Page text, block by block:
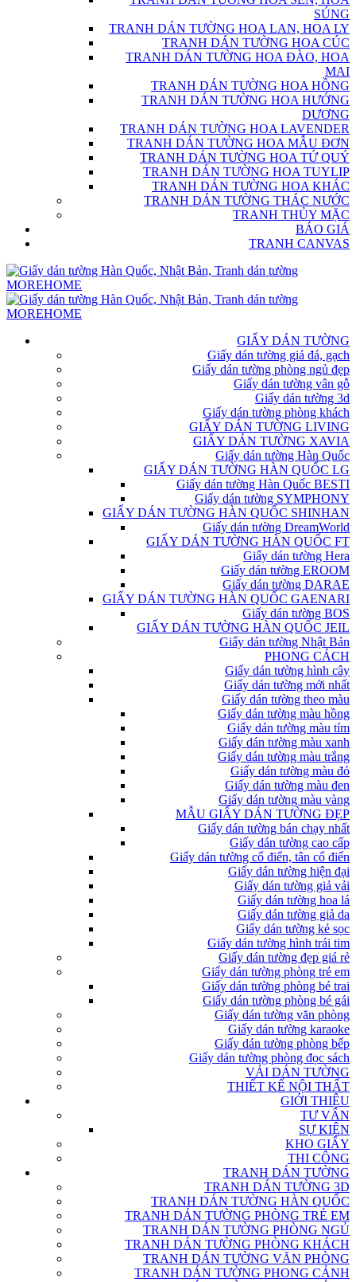
SÚNG
TRANH DÁN TƯỜNG HOA LAN, HOA LY
TRANH DÁN TƯỜNG HOA CÚC
TRANH DÁN TƯỜNG HOA ĐÀO, HOA
MAI
TRANH DÁN TƯỜNG HOA HỒNG
TRANH DÁN TƯỜNG HOA HƯỚNG
DƯƠNG
TRANH DÁN TƯỜNG HOA LAVENDER
TRANH DÁN TƯỜNG HOA MẪU ĐƠN
TRANH DÁN TƯỜNG HOA TỨ QUÝ
TRANH DÁN TƯỜNG HOA TUYLIP
TRANH DÁN TƯỜNG HOA KHÁC
TRANH DÁN TƯỜNG THÁC NƯỚC
TRANH THỦY MẶC
BÁO GIÁ
TRANH CANVAS
GIẤY DÁN TƯỜNG
Giấy dán tường giả đá, gạch
Giấy dán tường phòng ngủ đẹp
Giấy dán tường vân gỗ
Giấy dán tường 3d
Giấy dán tường phòng khách
GIẤY DÁN TƯỜNG LIVING
GIẤY DÁN TƯỜNG XAVIA
Giấy dán tường Hàn Quốc
GIẤY DÁN TƯỜNG HÀN QUỐC LG
Giấy dán tường Hàn Quốc BESTI
Giấy dán tường SYMPHONY
GIẤY DÁN TƯỜNG HÀN QUỐC SHINHAN
Giấy dán tường DreamWorld
GIẤY DÁN TƯỜNG HÀN QUỐC FT
Giấy dán tường Hera
Giấy dán tường EROOM
Giấy dán tường DARAE
GIẤY DÁN TƯỜNG HÀN QUỐC GAENARI
Giấy dán tường BOS
GIẤY DÁN TƯỜNG HÀN QUỐC JEIL
Giấy dán tường Nhật Bản
PHONG CÁCH
Giấy dán tường hình cây
Giấy dán tường mới nhất
Giấy dán tường theo màu
Giấy dán tường màu hồng
Giấy dán tường màu tím
Giấy dán tường màu xanh
Giấy dán tường màu trắng
Giấy dán tường màu đỏ
Giấy dán tường màu đen
Giấy dán tường màu vàng
MẪU GIẤY DÁN TƯỜNG ĐẸP
Giấy dán tường bán chạy nhất
Giấy dán tường cao cấp
Giấy dán tường cổ điển, tân cổ điển
Giấy dán tường hiện đại
Giấy dán tường giả vải
Giấy dán tường hoa lá
Giấy dán tường giả da
Giấy dán tường kẻ sọc
Giấy dán tường hình trái tim
Giấy dán tường đẹp giá rẻ
Giấy dán tường phòng trẻ em
Giấy dán tường phòng bé trai
Giấy dán tường phòng bé gái
Giấy dán tường văn phòng
Giấy dán tường karaoke
Giấy dán tường phòng bếp
Giấy dán tường phòng đọc sách
VẢI DÁN TƯỜNG
THIẾT KẾ NỘI THẤT
GIỚI THIỆU
TƯ VẤN
SỰ KIỆN
KHO GIẤY
THI CÔNG
TRANH DÁN TƯỜNG
TRANH DÁN TƯỜNG 3D
TRANH DÁN TƯỜNG HÀN QUỐC
TRANH DÁN TƯỜNG PHÒNG TRẺ EM
TRANH DÁN TƯỜNG PHÒNG NGỦ
TRANH DÁN TƯỜNG PHÒNG KHÁCH
TRANH DÁN TƯỜNG VĂN PHÒNG
TRANH DÁN TƯỜNG PHONG CẢNH